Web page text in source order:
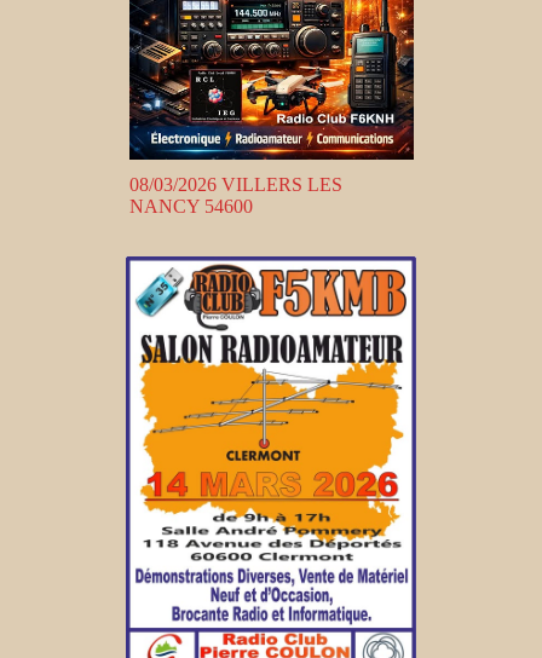
08/03/2026 VILLERS LES
NANCY 54600